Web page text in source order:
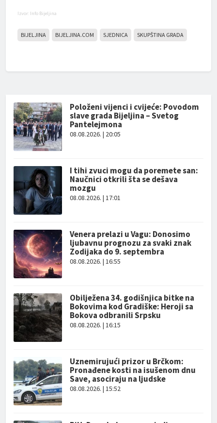
Izvor: Info Bijeljina
BIJELJINA BIJELJINA.COM SJEDNICA SKUPŠTINA GRADA
Položeni vijenci i cvijeće: Povodom
slave grada Bijeljina – Svetog
Pantelejmona
08.08.2026. | 20:05
I tihi zvuci mogu da poremete san:
Naučnici otkrili šta se dešava
mozgu
08.08.2026. | 17:01
Venera prelazi u Vagu: Donosimo
ljubavnu prognozu za svaki znak
Zodijaka do 9. septembra
08.08.2026. | 16:55
Obilježena 34. godišnjica bitke na
Bokovima kod Gradiške: Heroji sa
Bokova odbranili Srpsku
08.08.2026. | 16:15
Uznemirujući prizor u Brčkom:
Pronađene kosti na isušenom dnu
Save, asociraju na ljudske
08.08.2026. | 15:52